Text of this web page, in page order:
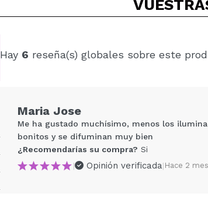
Hay 6 reseña(s) globales sobre este
Maria Jose
Me ha gustado muchísimo, menos los
bonitos y se difuminan muy bien
¿Recomendarías su compra? Si
|
Opinión verificada| Hace 2